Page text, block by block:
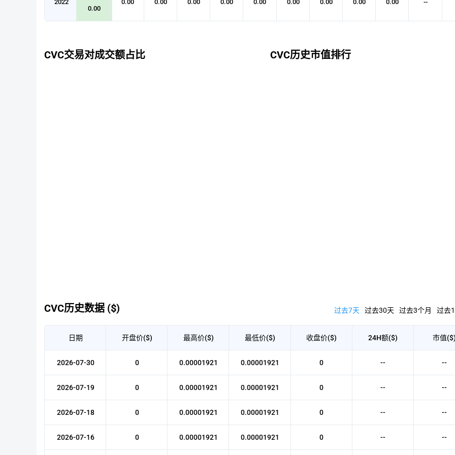
2022
0.00
0.00 0.00 0.00 0.00 0.00 0.00 0.00 0.00 0.00 --
CVC交易对成交额占比 CVC历史市值排行
CVC历史数据 ($) 过去7天 过去30天 过去3个月 过去
日期 开盘价($) 最高价($) 最低价($) 收盘价($) 24H额($) 市值
2026-07-30 0 0.00001921 0.00001921 0 -- --
2026-07-19 0 0.00001921 0.00001921 0 -- --
2026-07-18 0 0.00001921 0.00001921 0 -- --
2026-07-16 0 0.00001921 0.00001921 0 -- --